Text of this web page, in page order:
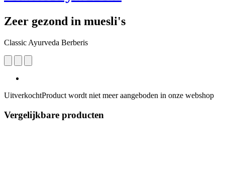
Zeer gezond in muesli's
Classic Ayurveda Berberis
UitverkochtProduct wordt niet meer aangeboden in onze webshop
Vergelijkbare producten